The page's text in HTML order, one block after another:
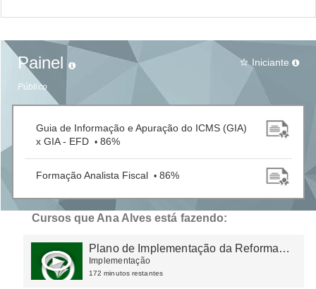
Painel
Público
star_border Iniciante
Guia de Informação e Apuração do ICMS (GIA)
x GIA - EFD • 86%
Formação Analista Fiscal • 86%
Cursos que Ana Alves está fazendo:
Plano de Implementação da Reforma
Tributária
Implementação
172 minutos restantes